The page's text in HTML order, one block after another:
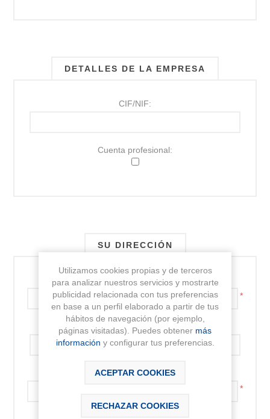
DETALLES DE LA EMPRESA
CIF/NIF:
Cuenta profesional:
SU DIRECCIÓN
Dirección:
*
Dirección 2:
Código postal:
*
Utilizamos cookies propias y de terceros
para analizar nuestros servicios y mostrarte
publicidad relacionada con tus preferencias
en base a un perfil elaborado a partir de tus
hábitos de navegación (por ejemplo,
páginas visitadas). Puedes obtener más
información y configurar tus preferencias.
ACEPTAR COOKIES
RECHAZAR COOKIES